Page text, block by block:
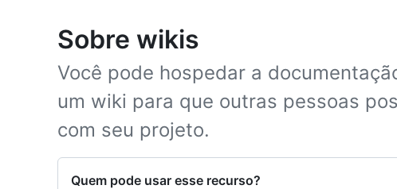
Sobre wikis
Você pode hospedar a
um wiki para que outras pessoas
com seu projeto.
Quem pode usar esse recurso?